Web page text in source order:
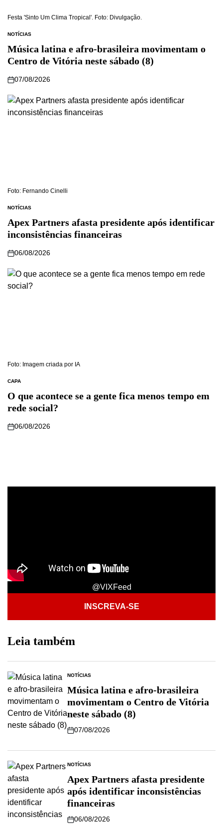
Festa 'Sinto Um Clima Tropical'. Foto: Divulgação.
NOTÍCIAS
Música latina e afro-brasileira movimentam o
Centro de Vitória neste sábado (8)
07/08/2026
Foto: Fernando Cinelli
NOTÍCIAS
Apex Partners afasta presidente após identificar
inconsistências financeiras
06/08/2026
Foto: Imagem criada por IA
CAPA
O que acontece se a gente fica menos tempo em
rede social?
06/08/2026
@VIXFeed
INSCREVA-SE
Leia também
NOTÍCIAS
Música latina e afro-brasileira
movimentam o Centro de Vitória
neste sábado (8)
07/08/2026
NOTÍCIAS
Apex Partners afasta presidente
após identificar inconsistências
financeiras
06/08/2026